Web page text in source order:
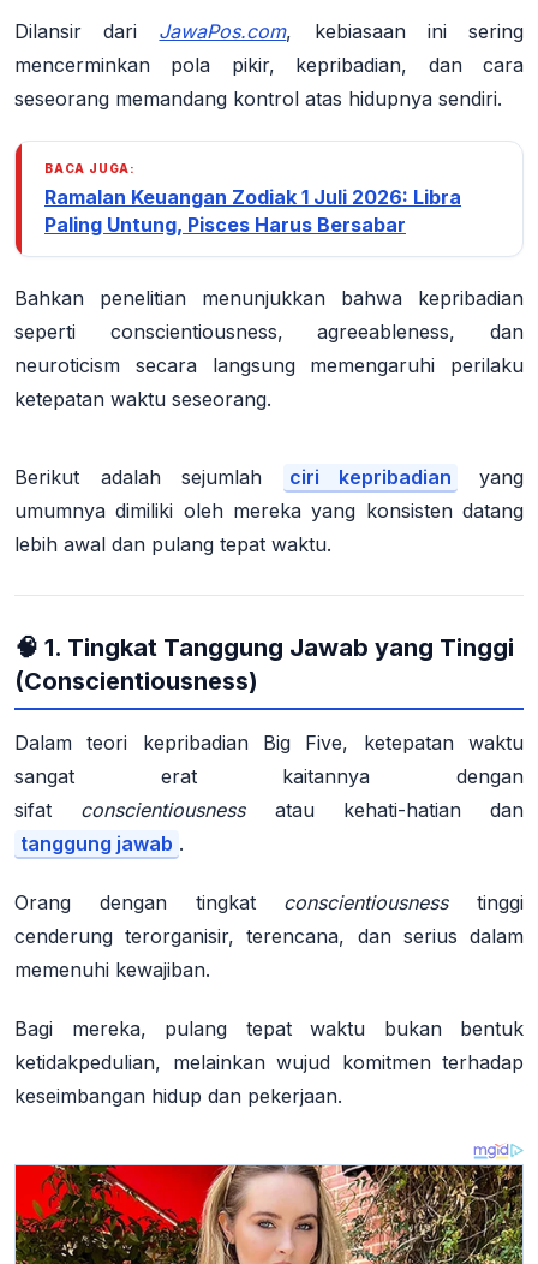
Dilansir dari JawaPos.com, kebiasaan ini sering
mencerminkan pola pikir, kepribadian, dan cara
seseorang memandang kontrol atas hidupnya sendiri.
BACA JUGA:
Ramalan Keuangan Zodiak 1 Juli 2026: Libra
Paling Untung, Pisces Harus Bersabar
Bahkan penelitian menunjukkan bahwa kepribadian
seperti conscientiousness, agreeableness, dan
neuroticism secara langsung memengaruhi perilaku
ketepatan waktu seseorang.
Berikut adalah sejumlah ciri kepribadian
yang
umumnya dimiliki oleh mereka yang konsisten datang
lebih awal dan pulang tepat waktu.
🧠 1. Tingkat Tanggung Jawab yang Tinggi
(Conscientiousness)
Dalam teori kepribadian Big Five, ketepatan waktu
sangat erat kaitannya dengan
sifat conscientiousnessatau kehati-hatian dan
tanggung jawab .
Orang dengan tingkat conscientiousnesstinggi
cenderung terorganisir, terencana, dan serius dalam
memenuhi kewajiban.
Bagi mereka, pulang tepat waktu bukan bentuk
ketidakpedulian, melainkan wujud komitmen terhadap
keseimbangan hidup dan pekerjaan.